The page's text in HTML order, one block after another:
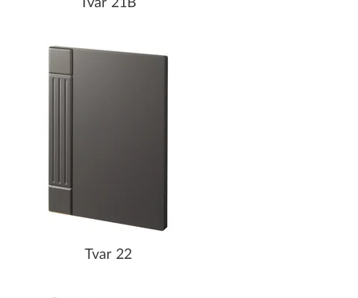
Tvar 21B
Tvar 22